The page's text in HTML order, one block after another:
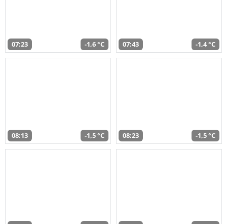
07:23 -1,6 °C 07:43 -1,4 °C
08:13 -1,5 °C 08:23 -1,5 °C